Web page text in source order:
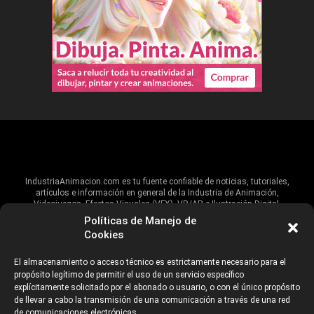
Políticas de Manejo de
Cookies
El almacenamiento o acceso técnico es estrictamente necesario para el
propósito legítimo de permitir el uso de un servicio específico
explícitamente solicitado por el abonado o usuario, o con el único propósito
de llevar a cabo la transmisión de una comunicación a través de una red
IndustriaAnimacion.com es tu fuente confiable de noticias, tutoriales,
artículos e información en general de la Industria de Animación,
Videojuegos, Efectos Visuales (VFX), VR/AR e Ilustración Digital.
Hablamos de estas industrias y su alcance global, pero damos un énfasis
especial al talento, estudios, escuelas, eventos y organizaciones que
ANUNCIANTES AVISO DE PRIVACIDAD